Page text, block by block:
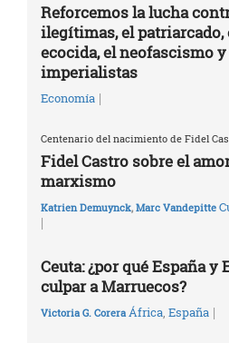
Reforcemos la lucha
ilegítimas, el
ecocida, el neofascismo
imperialistas
Economía |
Centenario del nacimiento de Fidel
Fidel Castro sobre el
marxismo
Katrien Demuynck, Marc Vandepitte
|
Ceuta: ¿por qué España y
culpar a Marruecos?
Victoria G. Corera África España |